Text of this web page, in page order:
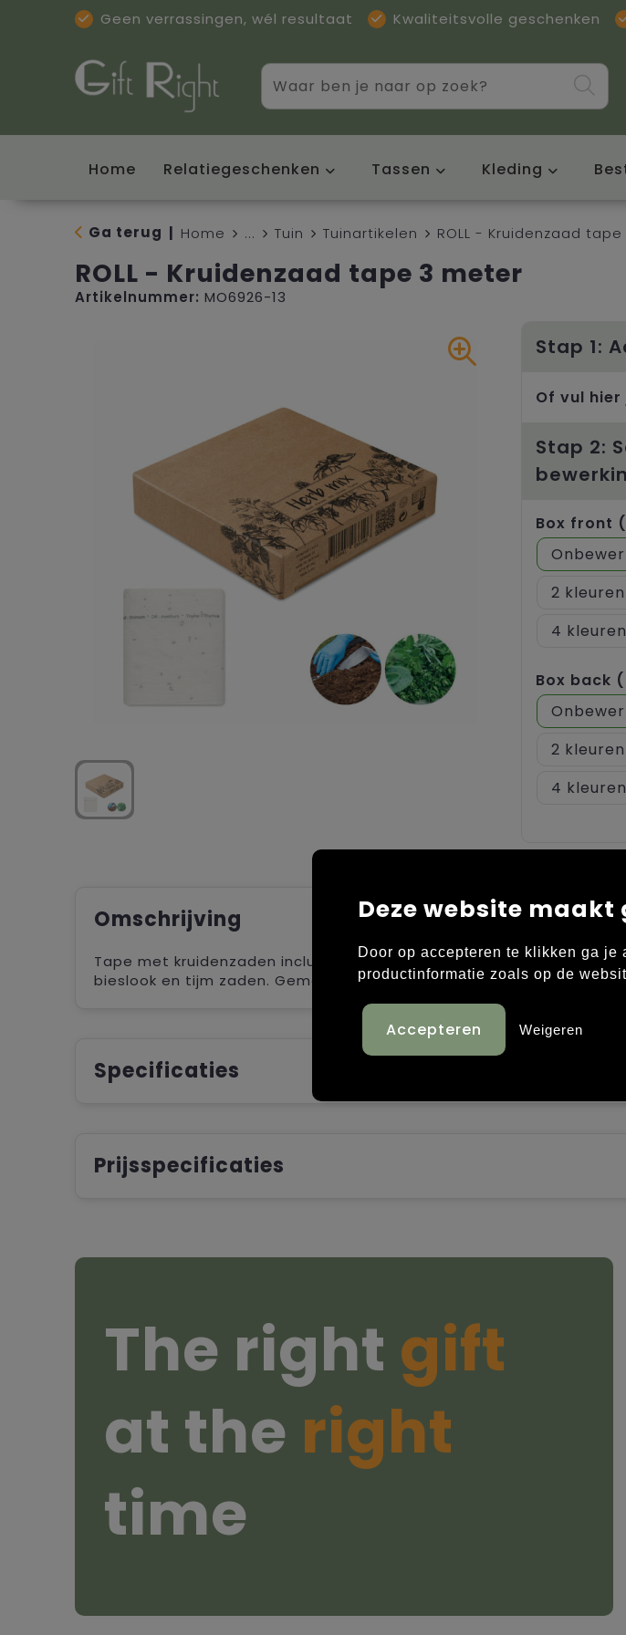
Geen verrassingen, wél resultaat Kwaliteitsvolle geschenken
Home Relatiegeschenken Tassen Kleding
Ga terug Home ... Tuin Tuinartikelen ROLL - Kruidenzaad
ROLL - Kruidenzaad tape 3 meter
Artikelnummer: MO6926-13
Stap 1:
Of vul
Stap 2:
Box front
2
4
Box back
2
4
Omschrijving
Tape met kruidenzaden inclusief 3 meter strip aan de achterzijde.
bieslook en tijm zaden. Gemaakt in de EU.
Specificaties
Prijsspecificaties
The right gift
at the right
time
Deze website
Door op accepteren te klikken ga je
productinformatie zoals op de
Weigeren